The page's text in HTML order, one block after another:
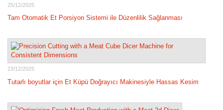
25/12/2025
Tam Otomatik Et Porsiyon Sistemi ile Düzenlilik Sağlanması
23/12/2025
Tutarlı boyutlar için Et Küpü Doğrayıcı Makinesiyle Hassas Kesim